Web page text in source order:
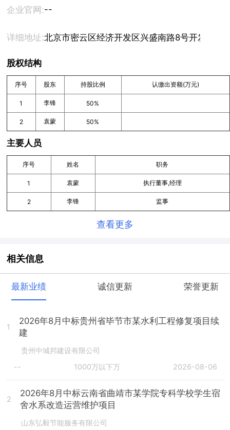
企业官网:--
详细地址:北京市密云区经济开发区兴盛南路8号开发区
股权结构
序号 股东 持股比例 认缴出资额(万元)
1 李锋 50%
2 袁蒙 50%
主要人员
序号 姓名 职务
1 袁蒙 执行董事,经理
2 李锋 监事
查看更多
相关信息
最新业绩 诚信更新 荣誉更新
1
2026年8月中标贵州省毕节市某水利工程修复项目续
建
贵州中城邦建设有限公司
--
1000万以下万 2026-08-06
2
2026年8月中标云南省曲靖市某学院专科学校学生宿
舍水系改造运营维护项目
山东弘毅节能服务有限公司